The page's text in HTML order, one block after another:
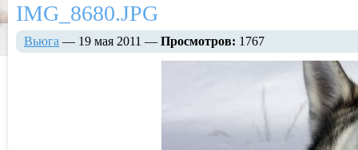
IMG_8680.JPG
Вьюга — 19 мая 2011 — Просмотров: 1767